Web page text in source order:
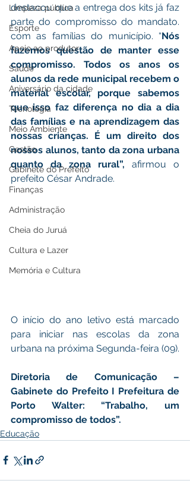
Limpeza pública
Esporte
Apoio ao produtor
Saúde
Aniversário da cidade
Tecnologia
Meio Ambiente
Gestão
Gabinete do Prefeito
Finanças
Administração
Cheia do Juruá
Cultura e Lazer
Memória e Cultura
destacou que a entrega dos kits já faz
parte do compromisso do mandato.
com as famílias do município. “Nós
fazemos questão de manter esse
compromisso. Todos os anos os
alunos da rede municipal recebem o
material escolar, porque sabemos
que isso faz diferença no dia a dia
das famílias e na aprendizagem das
nossas crianças. É um direito dos
nossos alunos, tanto da zona urbana
quanto da zona rural”, afirmou o
prefeito César Andrade.
O início do ano letivo está marcado
para iniciar nas escolas da zona
urbana na próxima Segunda-feira (09).
Diretoria de Comunicação –
Gabinete do Prefeito I Prefeitura de
Porto Walter: “Trabalho, um
compromisso de todos”.
Educação